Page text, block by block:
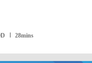
28mins